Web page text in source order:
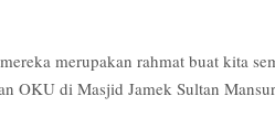
merupakan rahmat buat kita
OKU di Masjid Jamek Sultan